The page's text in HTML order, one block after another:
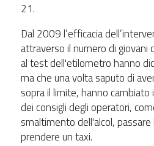
21.
Dal 2009 l’efficacia
attraverso il numero di giovani
al test dell'etilometro hanno
ma che una volta saputo di
sopra il limite, hanno
dei consigli degli operatori,
smaltimento dell'alcol, passare
prendere un taxi.